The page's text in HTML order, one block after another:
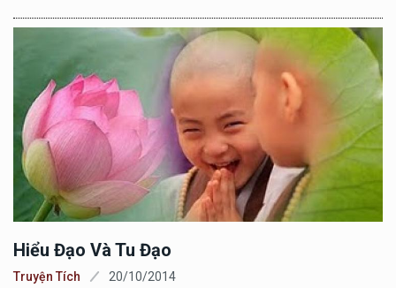
Hiểu Đạo Và Tu Đạo
Truyện Tích 20/10/2014